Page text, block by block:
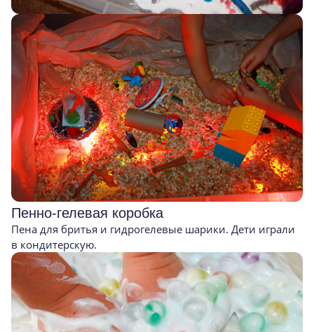
Пенно-гелевая коробка
Пена для бритья и гидрогелевые шарики. Дети играли
в кондитерскую.